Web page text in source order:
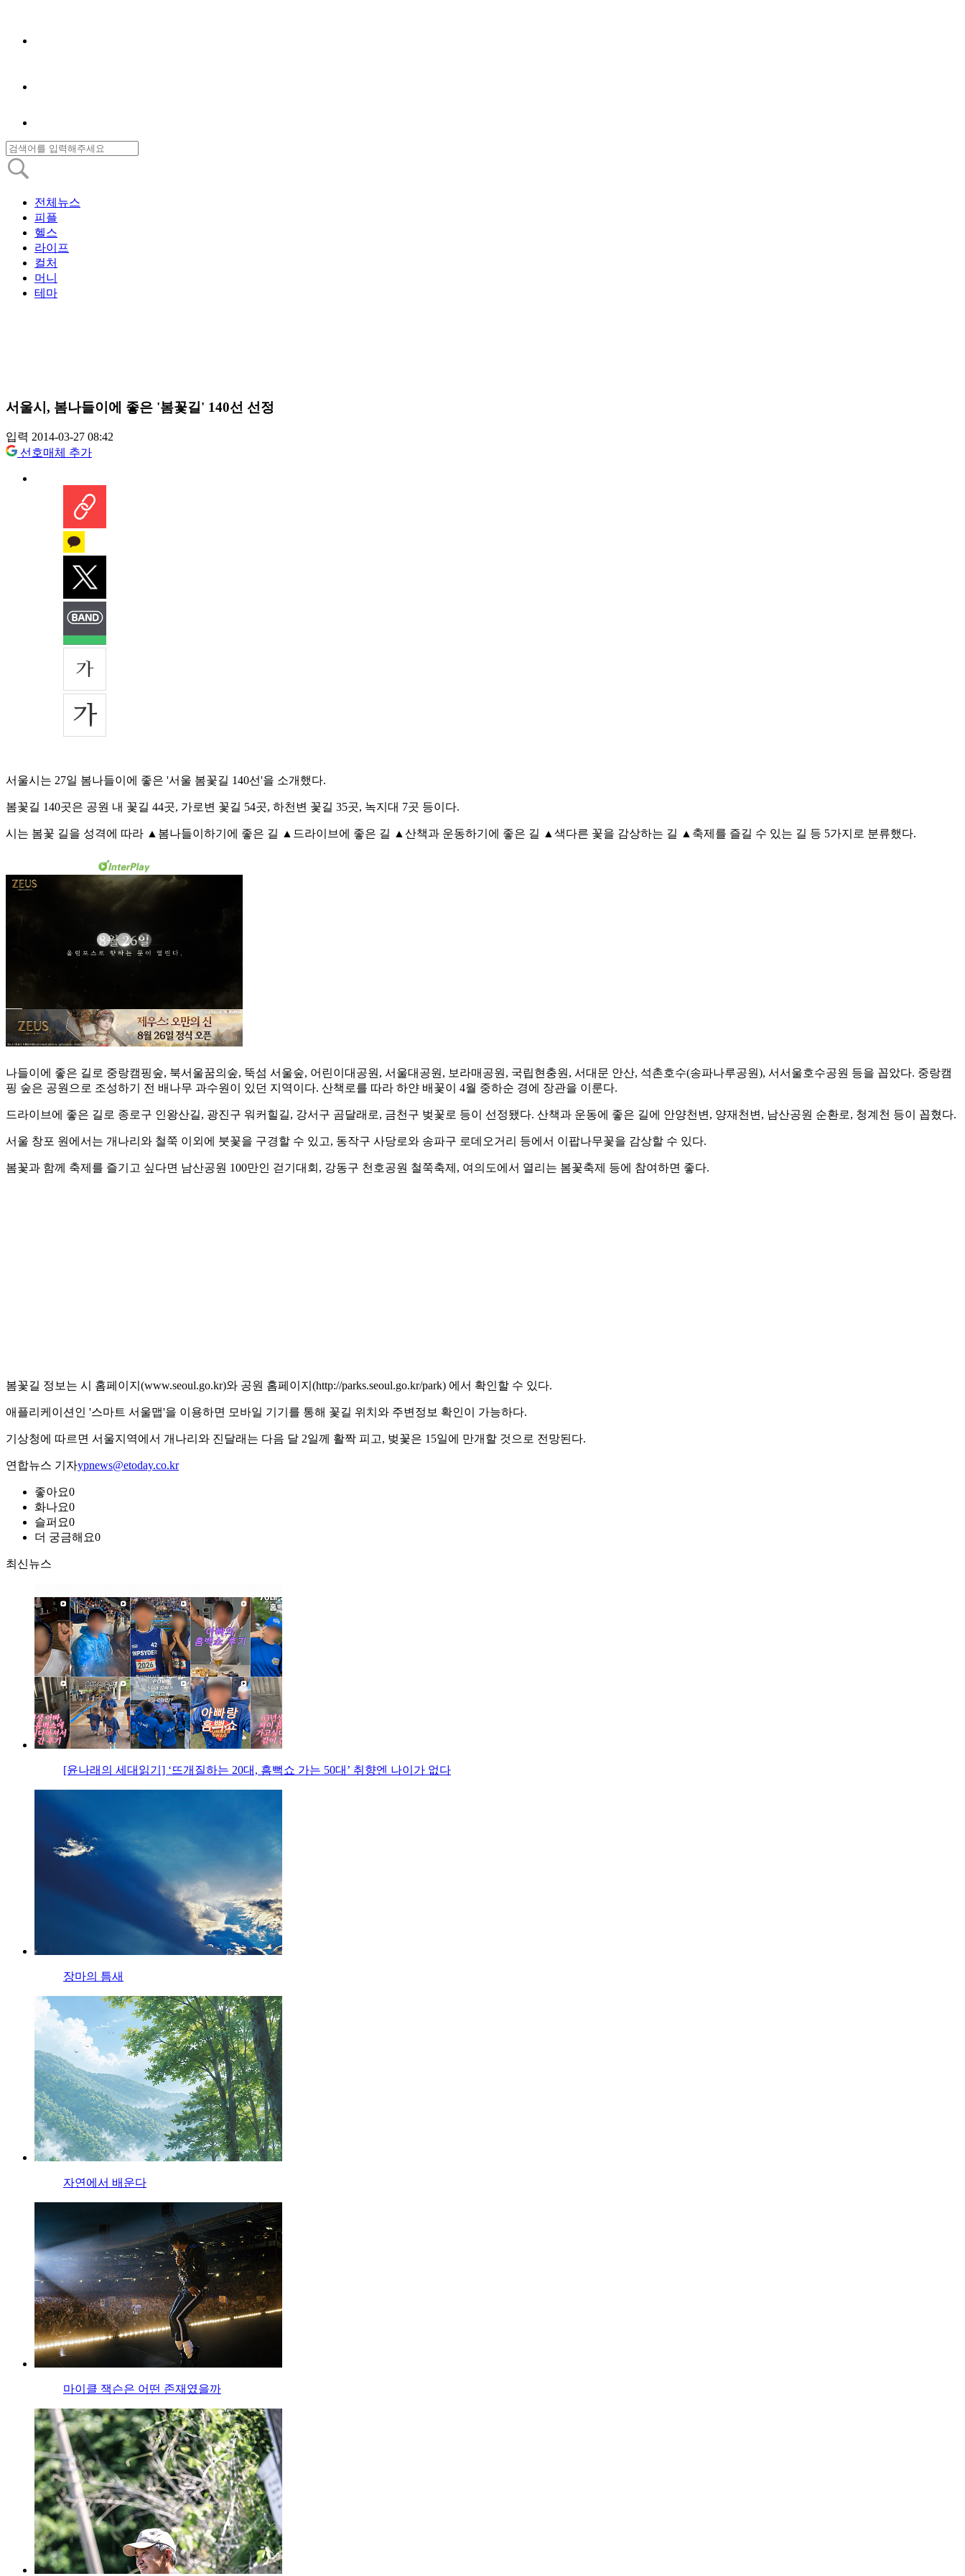
전체뉴스
피플
헬스
라이프
컬처
머니
테마
서울시, 봄나들이에 좋은 '봄꽃길' 140선 선정
입력 2014-03-27 08:42
선호매체 추가
서울시는 27일 봄나들이에 좋은 '서울 봄꽃길 140선'을 소개했다.
봄꽃길 140곳은 공원 내 꽃길 44곳, 가로변 꽃길 54곳, 하천변 꽃길 35곳, 녹지대 7곳 등이다.
시는 봄꽃 길을 성격에 따라 ▲봄나들이하기에 좋은 길 ▲드라이브에 좋은 길 ▲산책과 운동하기에 좋은 길 ▲색다른 꽃을 감상하는 길 ▲축제를 즐길 수 있는 길 등 5가지로 분류했다.
나들이에 좋은 길로 중랑캠핑숲, 북서울꿈의숲, 뚝섬 서울숲, 어린이대공원, 서울대공원, 보라매공원, 국립현충원, 서대문 안산, 석촌호수(송파나루공원), 서서울호수공원 등을 꼽았다. 중랑캠
핑 숲은 공원으로 조성하기 전 배나무 과수원이 있던 지역이다. 산책로를 따라 하얀 배꽃이 4월 중하순 경에 장관을 이룬다.
드라이브에 좋은 길로 종로구 인왕산길, 광진구 워커힐길, 강서구 곰달래로, 금천구 벚꽃로 등이 선정됐다. 산책과 운동에 좋은 길에 안양천변, 양재천변, 남산공원 순환로, 청계천 등이 꼽혔다.
서울 창포 원에서는 개나리와 철쭉 이외에 붓꽃을 구경할 수 있고, 동작구 사당로와 송파구 로데오거리 등에서 이팝나무꽃을 감상할 수 있다.
봄꽃과 함께 축제를 즐기고 싶다면 남산공원 100만인 걷기대회, 강동구 천호공원 철쭉축제, 여의도에서 열리는 봄꽃축제 등에 참여하면 좋다.
봄꽃길 정보는 시 홈페이지(www.seoul.go.kr)와 공원 홈페이지(http://parks.seoul.go.kr/park) 에서 확인할 수 있다.
애플리케이션인 '스마트 서울맵'을 이용하면 모바일 기기를 통해 꽃길 위치와 주변정보 확인이 가능하다.
기상청에 따르면 서울지역에서 개나리와 진달래는 다음 달 2일께 활짝 피고, 벚꽃은 15일에 만개할 것으로 전망된다.
연합뉴스 기자ypnews@etoday.co.kr
좋아요0
화나요0
슬퍼요0
더 궁금해요0
최신뉴스
[윤나래의 세대읽기] ‘뜨개질하는 20대, 흠뻑쇼 가는 50대’ 취향엔 나이가 없다
장마의 틈새
자연에서 배운다
마이클 잭슨은 어떤 존재였을까